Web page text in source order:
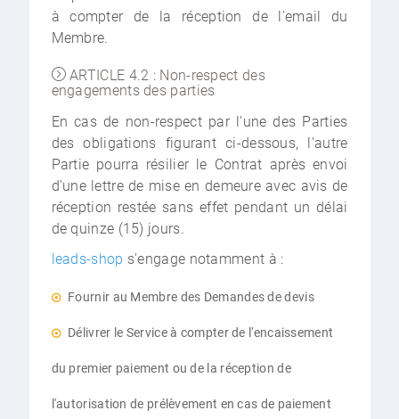
à compter de la réception de l'email du
Membre.
ARTICLE 4.2 : Non-respect des
engagements des parties
En cas de non-respect par l'une des Parties
des obligations figurant ci-dessous, l'autre
Partie pourra résilier le Contrat après envoi
d'une lettre de mise en demeure avec avis de
réception restée sans effet pendant un délai
de quinze (15) jours.
leads-shop s'engage notamment à :
Fournir au Membre des Demandes de devis
Délivrer le Service à compter de l'encaissement
du premier paiement ou de la réception de
l'autorisation de prélèvement en cas de paiement